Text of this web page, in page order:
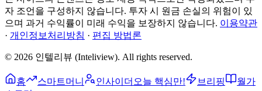
자 조언을 구성하지 않습니다. 투자 시 원금 손실의 위험이 있
으며 과거 수익률이 미래 수익을 보장하지 않습니다. 이용약관
· 개인정보처리방침 · 편집 방법론
© 2026 인텔리뷰 (Inteliview). All rights reserved.
홈 스마트머니 인사이더 오늘 핵심만! 브리핑
월가